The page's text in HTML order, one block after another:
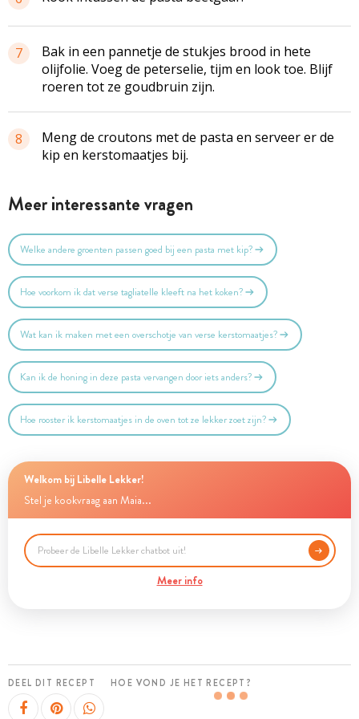
7
Bak in een pannetje de stukjes brood in hete
olijfolie. Voeg de peterselie, tijm en look toe. Blijf
roeren tot ze goudbruin zijn.
8
Meng de croutons met de pasta en serveer er de
kip en kerstomaatjes bij.
Meer interessante vragen
Welke andere groenten passen goed bij een pasta met kip?
Hoe voorkom ik dat verse tagliatelle kleeft na het koken?
Wat kan ik maken met een overschotje van verse kerstomaatjes?
Kan ik de honing in deze pasta vervangen door iets anders?
Hoe rooster ik kerstomaatjes in de oven tot ze lekker zoet zijn?
Welkom bij Libelle Lekker!
Stel je kookvraag aan Maia...
Meer info
DEEL DIT RECEPT HOE VOND JE HET RECEPT?